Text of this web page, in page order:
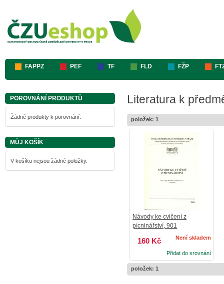
FAPPZ PEF TF FLD FŽP
Literatura k
položek: 1
Návody ke cvičení z
pícninářství, 901
Není skladem
160 Kč
Přidat do srovnání
položek: 1
POROVNÁNÍ PRODUKTŮ
Žádné produkty k porovnání.
MŮJ KOŠÍK
V košíku nejsou žádné položky.